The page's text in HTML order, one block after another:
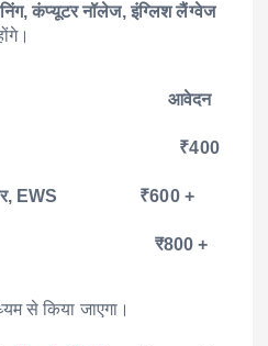
कंप्यूटर नॉलेज, इंग्लिश लैंग्वेज
₹400
EWS ₹600 +
₹800 +
से किया जाएगा।